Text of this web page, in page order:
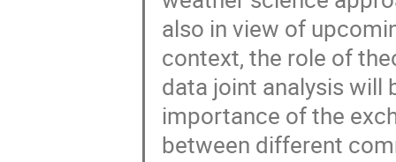
also in view of
context, the role of
data joint analysis will
importance of the
between different